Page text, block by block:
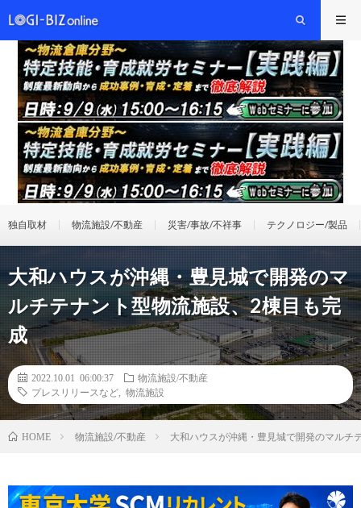
独自取材 物流施設/不動産 災害/事故/不祥事 テクノロジー/製品
大和ハウスが沖縄・豊見城で開発のマ
ルチテナント型物流施設、2棟目も完
成
2022.10.01 06:00:37
物流施設/不動産
プレスリリースなど
物流施設
HOME 物流施設/不動産 大和ハウスが沖縄・豊見城で開発のマルチ